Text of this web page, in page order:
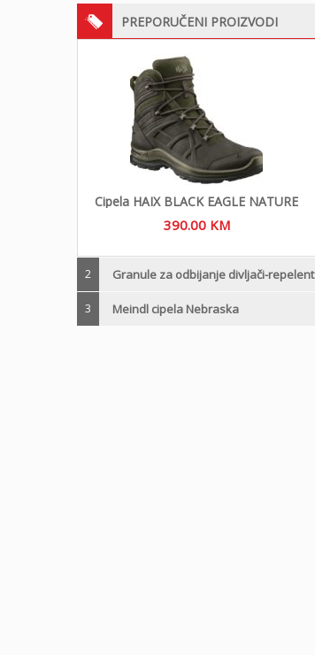
PREPORUČENI PROIZVODI
Cipela HAIX BLACK EAGLE NATURE
390.00 KM
2 Granule za odbijanje divljači-repelent
3 Meindl cipela Nebraska